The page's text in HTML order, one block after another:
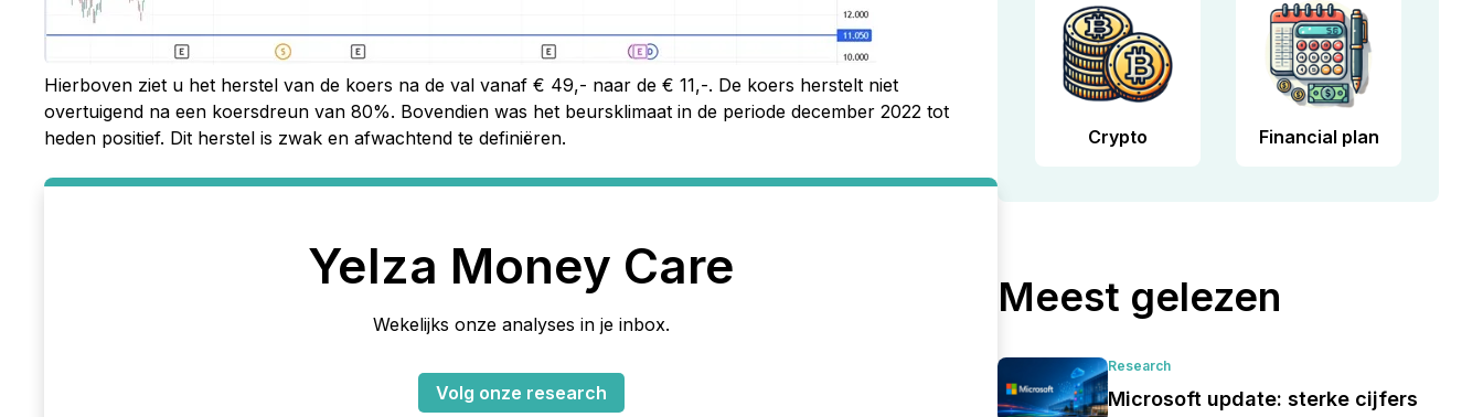
Hierboven ziet u het herstel van de koers na de val vanaf € 49,- naar de € 11,-. De koers herstelt niet
overtuigend na een koersdreun van 80%. Bovendien was het beursklimaat in de periode december 2022 tot
heden positief. Dit herstel is zwak en afwachtend te definiëren.
Yelza Money Care
Wekelijks onze analyses in je inbox.
Volg onze research
Crypto Financial plan
Meest gelezen
Research
Microsoft update: sterke cijfers